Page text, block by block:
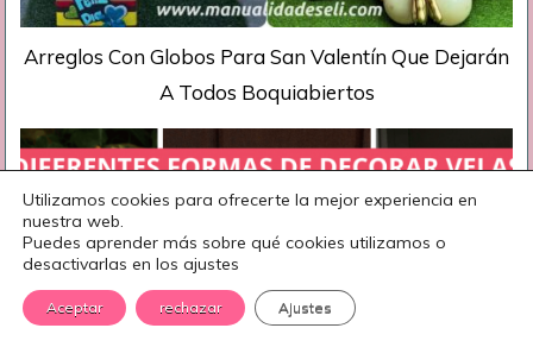
Arreglos Con Globos Para San Valentín Que Dejarán
A Todos Boquiabiertos
Utilizamos cookies para ofrecerte la mejor experiencia en
nuestra web.
Puedes aprender más sobre qué cookies utilizamos o
desactivarlas en los ajustes
Aceptar rechazar Ajustes